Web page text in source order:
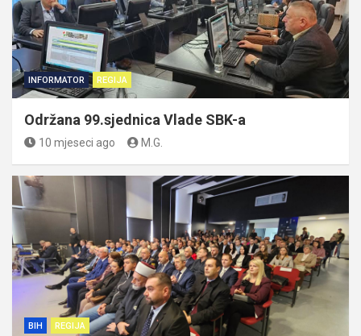
INFORMATOR REGIJA
Održana 99.sjednica Vlade SBK-a
10 mjeseci ago M.G.
BIH REGIJA